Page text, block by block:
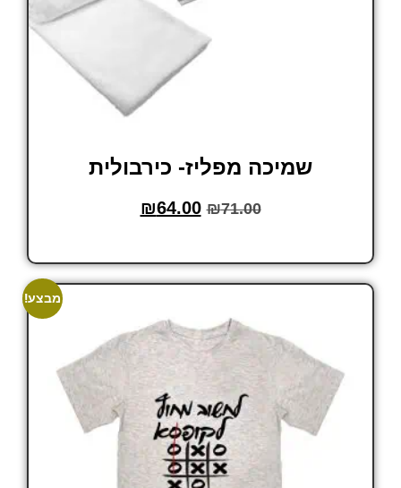
שמיכה מפליז- כירבולית
₪71.00
₪64.00
מבצע!